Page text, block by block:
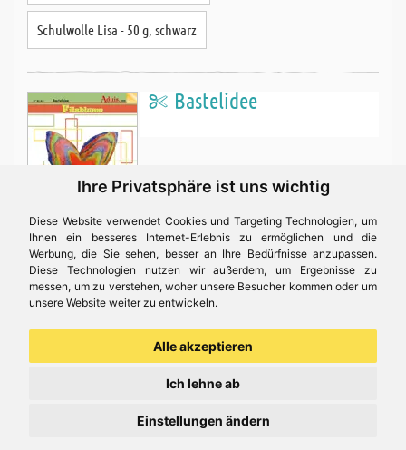
Ihre Privatsphäre ist uns wichtig
Diese Website verwendet Cookies und Targeting Technologien, um
Ihnen ein besseres Internet-Erlebnis zu ermöglichen und die
Werbung, die Sie sehen, besser an Ihre Bedürfnisse anzupassen.
Diese Technologien nutzen wir außerdem, um Ergebnisse zu
messen, um zu verstehen, woher unsere Besucher kommen oder um
unsere Website weiter zu entwickeln.
Alle akzeptieren
Ich lehne ab
Einstellungen ändern
Schulwolle Lisa - 50 g, schwarz
Bastelidee
Filzblume -
Filze dir fröhlich bunte Filzbumen für verschiendeste
Dekorationsmöglichkeiten!
Für diese Bastelidee brauchen Sie
Filzwolle - Märchenwolle 500 g, 20 Farben